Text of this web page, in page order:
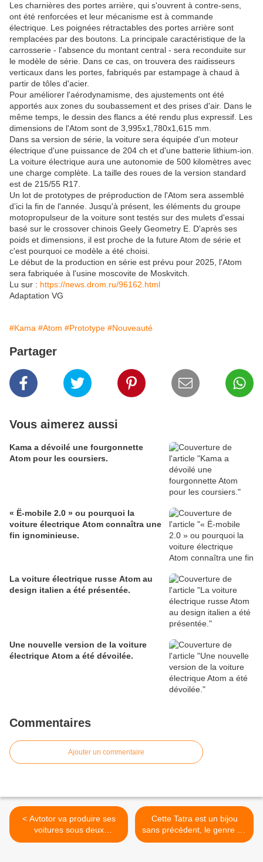
Les charnières des portes arrière, qui s'ouvrent à contre-sens,
ont été renforcées et leur mécanisme est à commande
électrique. Les poignées rétractables des portes arrière sont
remplacées par des boutons. La principale caractéristique de la
carrosserie - l'absence du montant central - sera reconduite sur
le modèle de série. Dans ce cas, on trouvera des raidisseurs
verticaux dans les portes, fabriqués par estampage à chaud à
partir de tôles d'acier.
Pour améliorer l'aérodynamisme, des ajustements ont été
apportés aux zones du soubassement et des prises d'air. Dans le
même temps, le dessin des flancs a été rendu plus expressif. Les
dimensions de l'Atom sont de 3,995x1,780x1,615 mm.
Dans sa version de série, la voiture sera équipée d'un moteur
électrique d'une puissance de 204 ch et d'une batterie lithium-ion.
La voiture électrique aura une autonomie de 500 kilomètres avec
une charge complète. La taille des roues de la version standard
est de 215/55 R17.
Un lot de prototypes de préproduction de l'Atom sera assemblé
d’ici la fin de l'année. Jusqu'à présent, les éléments du groupe
motopropulseur de la voiture sont testés sur des mulets d'essai
basé sur le crossover chinois Geely Geometry E. D'après ses
poids et dimensions, il est proche de la future Atom de série et
c'est pourquoi ce modèle a été choisi.
Le début de la production en série est prévu pour 2025, l'Atom
sera fabriquée à l'usine moscovite de Moskvitch.
Lu sur : https://news.drom.ru/96162.html
Adaptation VG
#Kama #Atom #Prototype #Nouveauté
Partager
Vous aimerez aussi
Kama a dévoilé une fourgonnette
Atom pour les coursiers.
« Ë-mobile 2.0 » ou pourquoi la
voiture électrique Atom connaîtra une
fin ignominieuse.
La voiture électrique russe Atom au
design italien a été présentée.
Une nouvelle version de la voiture
électrique Atom a été dévoilée.
Commentaires
Ajouter un commentaire
< Avtotor va produire ses
voitures sous deux
nouvelles marques.
Cette Tatra est un bijou
sans précédent, le genre de
voiture que nous voulons